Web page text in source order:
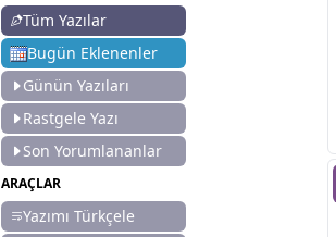
Tüm Yazılar
Bugün Eklenenler
Günün Yazıları
Rastgele Yazı
Son Yorumlananlar
ARAÇLAR
Yazımı Türkçele